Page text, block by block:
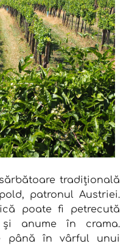
tradițională
patronul Austriei.
poate fi petrecută
anume în crama.
până în vârful unui